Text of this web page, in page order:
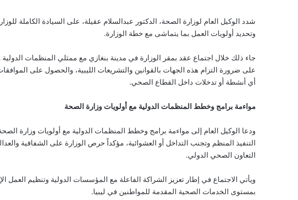
شدد الوكيل العام لوزارة الصحة، الدكتور عبدالسلام عقيلة، على السيادة الكاملة
وتحديد أولويات العمل بما يتماشى مع خطة الوزارة.
جاء ذلك خلال اجتماع عقد بمقر الوزارة في مدينة بنغازي مع ممثلي المنظمات الدولية
على ضرورة التزام هذه الجهات بالقوانين والتشريعات الليبية، والحصول على
أي أنشطة أو تدخلات داخل القطاع الصحي.
مواءمة برامج وخطط المنظمات الدولية مع أولويات وزارة الصحة
ودعا الوكيل العام إلى مواءمة برامج وخطط المنظمات الدولية مع أولويات وزارة
التنفيذ المنظم وتجنب التداخل أو العشوائية، مؤكداً حرص الوزارة على الشفافية
التعاون الصحي الدولي.
ويأتي الاجتماع في إطار تعزيز الشراكة الفاعلة مع المؤسسات الدولية وتنظيم العمل
بمستوى الخدمات الصحية المقدمة للمواطنين في ليبيا.